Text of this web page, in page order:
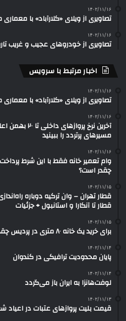
۱۴۰۲/۱۱/۱۶
تصاویری از ویلای «کلارآباد» با
۱۴۰۲/۱۱/۱۶
تصاویری از خودروهای عجیب و غریب
اخبار مرتبط با سرویس
۱۴۰۲/۱۱/۱۶
تصاویری از ویلای «کلارآباد» با
۱۴۰۲/۱۱/۱۶
آخرین نرخ
مسیرهای پرتردد را ببینید
۱۴۰۲/۱۱/۱۶
وام تعمیر خانه فقط با این شرط
چقدر است؟
۱۴۰۲/۱۱/۱۵
قطار تهران – وان ترکیه دوباره
قطار تا آنکارا و استانبول + جزئیات
۱۴۰۲/۱۱/۱۵
برای خرید یک خانه ۸۰ متری در پردیس چقدر باید هزینه کرد؟
۱۴۰۲/۱۱/۱۴
پایان محدودیت ترافیکی در کندوان
۱۴۰۲/۱۱/۱۴
لوفت‌هانزا به ایران باز می‌گردد
۱۴۰۲/۱۱/۱۳
قیمت بلیت پروازهای عتبات در اعیاد